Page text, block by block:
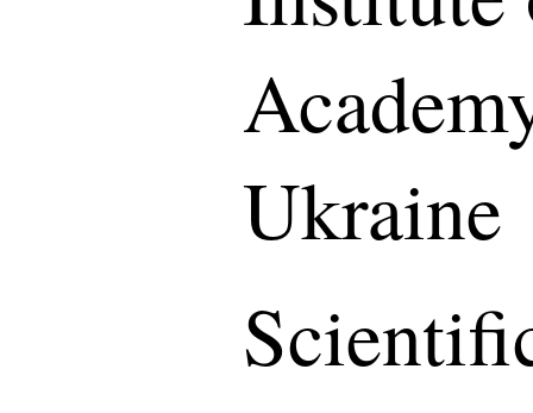
Ukraine